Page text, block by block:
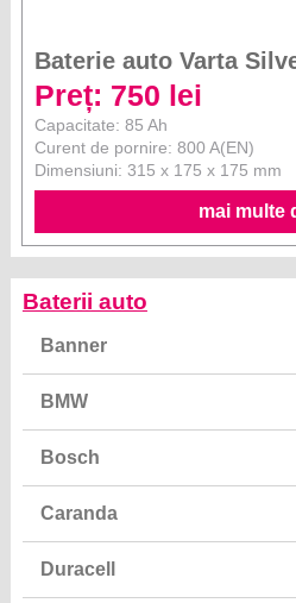
Baterie auto Varta
Preț: 750 lei
Capacitate: 85 Ah
Curent de pornire: 800 A(EN)
Dimensiuni: 315 x 175 x 175 mm
mai multe
Baterii auto
Banner
BMW
Bosch
Caranda
Duracell